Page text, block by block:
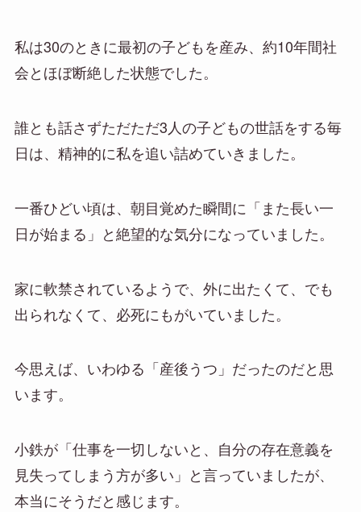
私は30のときに最初の子どもを産み、約10年間社
会とほぼ断絶した状態でした。
誰とも話さずただただ3人の子どもの世話をする毎
日は、精神的に私を追い詰めていきました。
一番ひどい頃は、朝目覚めた瞬間に「また長い一
日が始まる」と絶望的な気分になっていました。
家に軟禁されているようで、外に出たくて、でも
出られなくて、必死にもがいていました。
今思えば、いわゆる「産後うつ」だったのだと思
います。
小鉄が「仕事を一切しないと、自分の存在意義を
見失ってしまう方が多い」と言っていましたが、
本当にそうだと感じます。